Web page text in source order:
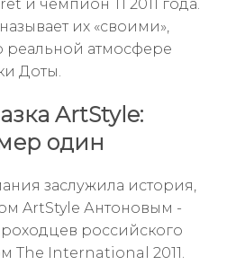
и чемпион TI 2011 года.
их «своими»,
реальной атмосфере
Доты.
ArtStyle:
один
заслужила история,
ArtStyle Антоновым -
российского
The International 2011.